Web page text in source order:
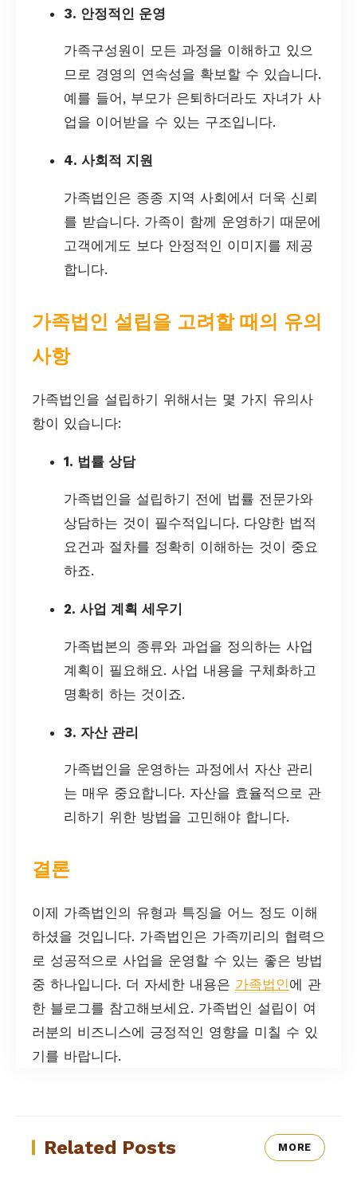
3. 안정적인 운영
가족구성원이 모든 과정을 이해하고 있으
므로 경영의 연속성을 확보할 수 있습니다.
예를 들어, 부모가 은퇴하더라도 자녀가 사
업을 이어받을 수 있는 구조입니다.
4. 사회적 지원
가족법인은 종종 지역 사회에서 더욱 신뢰
를 받습니다. 가족이 함께 운영하기 때문에
고객에게도 보다 안정적인 이미지를 제공
합니다.
가족법인 설립을 고려할 때의 유의
사항
가족법인을 설립하기 위해서는 몇 가지 유의사
항이 있습니다:
1. 법률 상담
가족법인을 설립하기 전에 법률 전문가와
상담하는 것이 필수적입니다. 다양한 법적
요건과 절차를 정확히 이해하는 것이 중요
하죠.
2. 사업 계획 세우기
가족법본의 종류와 과업을 정의하는 사업
계획이 필요해요. 사업 내용을 구체화하고
명확히 하는 것이죠.
3. 자산 관리
가족법인을 운영하는 과정에서 자산 관리
는 매우 중요합니다. 자산을 효율적으로 관
리하기 위한 방법을 고민해야 합니다.
결론
이제 가족법인의 유형과 특징을 어느 정도 이해
하셨을 것입니다. 가족법인은 가족끼리의 협력으
로 성공적으로 사업을 운영할 수 있는 좋은 방법
중 하나입니다. 더 자세한 내용은 가족법인에 관
한 블로그를 참고해보세요. 가족법인 설립이 여
러분의 비즈니스에 긍정적인 영향을 미칠 수 있
기를 바랍니다.
Related Posts MORE